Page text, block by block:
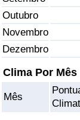
Outubro
Novembro
Dezembro
Clima Por
Mês
Saúde
Indicador de
Indicador de